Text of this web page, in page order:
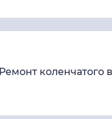
Ремонт коленчатого